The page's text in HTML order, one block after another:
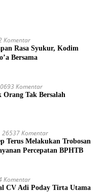
Komentar
Rasa Syukur, Kodim
Bersama
Komentar
Orang Tak Bersalah
26537 Komentar
Terus Melakukan Trobosan
Percepatan BPHTB
Komentar
CV Adi Poday Tirta Utama